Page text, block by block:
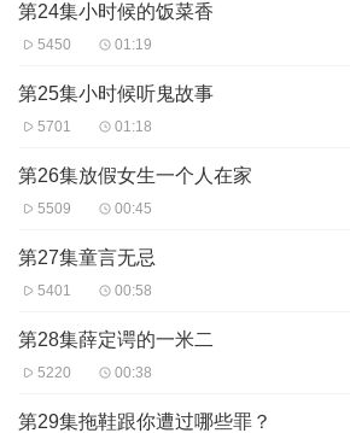
第24集小时候的饭菜香
5450 01:19
第25集小时候听鬼故事
5701 01:18
第26集放假女生一个人在家
5509 00:45
第27集童言无忌
5401 00:58
第28集薛定谔的一米二
5220 00:38
第29集拖鞋跟你遭过哪些罪？